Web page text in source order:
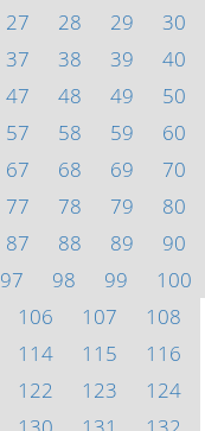
27 28 29
30
37 38 39
40
47 48 49
50
57 58 59
60
67 68 69
70
77 78 79
80
87 88 89
90
97 98 99
100
106 107
108
114 115
116
122 123
124